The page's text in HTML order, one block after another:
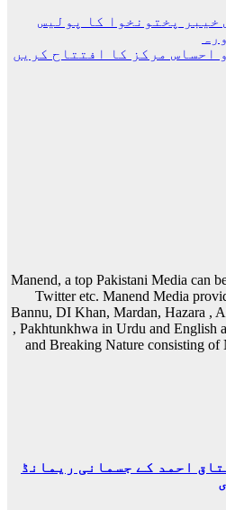
خیبر پختونخوا کا پولیس
احساس مرکز کا افتتاح کریں
Manend, a top Pakistani Media can
Twitter etc. Manend Media
Bannu, DI Khan, Mardan, Hazara ,
, Pakhtunkhwa in Urdu and English
and Breaking Nature consisting
احمد کے جسمانی ریمانڈ